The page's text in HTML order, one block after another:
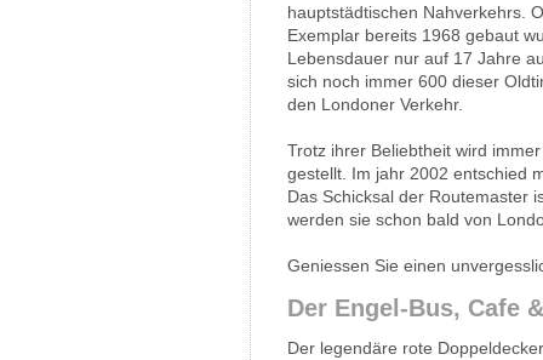
hauptstädtischen Nahverkehrs.
Exemplar bereits 1968 gebaut
Lebensdauer nur auf 17 Jahre
sich noch immer 600 dieser
den Londoner Verkehr.
Trotz ihrer Beliebtheit wird
gestellt. Im jahr 2002 entschied
Das Schicksal der Routemaster
werden sie schon bald von
Geniessen Sie einen
Der Engel-Bus, Cafe
Der legendäre rote